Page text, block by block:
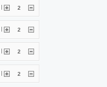
| 2
2
2
| 2